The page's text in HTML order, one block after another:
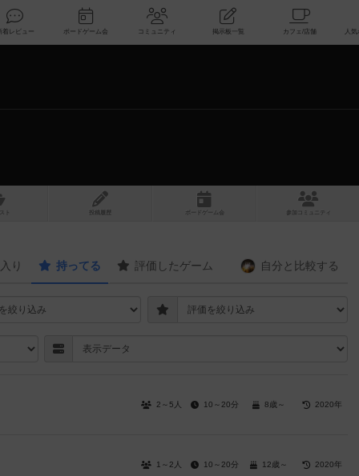
新着レビュー ボードゲーム会 コミュニティ 掲示板一覧
投稿履歴 ボ ドゲ ーム コミュニティ
り 持ってる 評価したゲーム 自分と 比較する
2～5人 10～20分 8歳～ 2020年
1～2人 10～20分 12歳～ 2020年